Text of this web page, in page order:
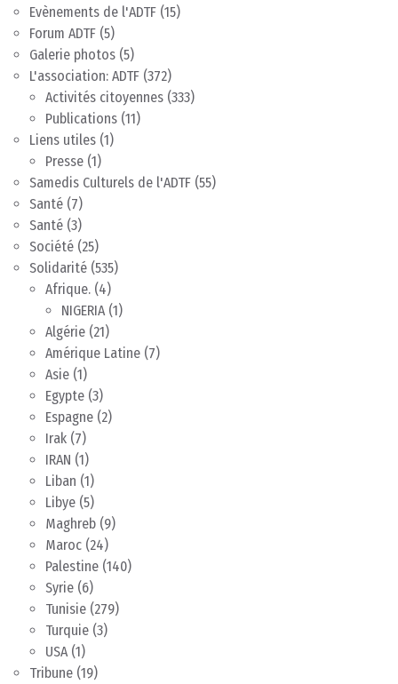
Evènements de l'ADTF (15)
Forum ADTF (5)
Galerie photos (5)
L'association: ADTF (372)
Activités citoyennes (333)
Publications (11)
Liens utiles (1)
Presse (1)
Samedis Culturels de l'ADTF (55)
Santé (7)
Santé (3)
Société (25)
Solidarité (535)
Afrique. (4)
NIGERIA(1)
Algérie (21)
Amérique Latine (7)
Asie (1)
Egypte (3)
Espagne (2)
Irak (7)
IRAN (1)
Liban (1)
Libye (5)
Maghreb (9)
Maroc (24)
Palestine (140)
Syrie (6)
Tunisie (279)
Turquie (3)
USA(1)
Tribune (19)